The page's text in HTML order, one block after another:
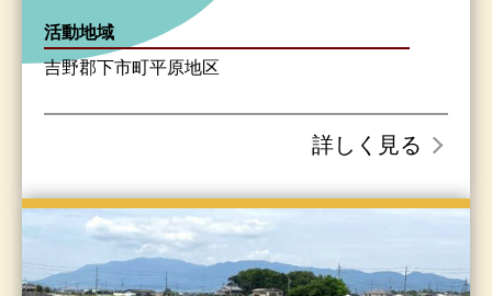
活動地域
吉野郡下市町平原地区
詳しく見る